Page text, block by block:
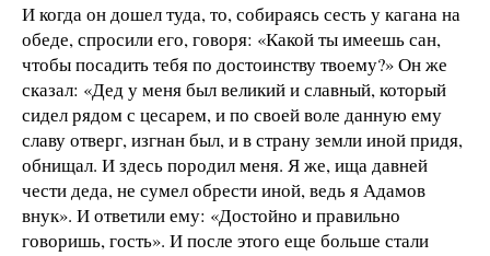
И когда он дошел туда, то, собираясь сесть у кагана на
обеде, спросили его, говоря: «Какой ты имеешь сан,
чтобы посадить тебя по достоинству твоему?» Он же
сказал: «Дед у меня был великий и славный, который
сидел рядом с цесарем, и по своей воле данную ему
славу отверг, изгнан был, и в страну земли иной придя,
обнищал. И здесь породил меня. Я же, ища давней
чести деда, не сумел обрести иной, ведь я Адамов
внук». И ответили ему: «Достойно и правильно
говоришь, гость». И после этого еще больше стали